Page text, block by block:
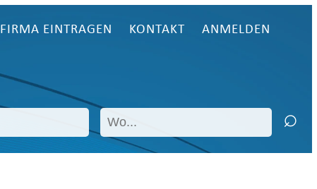
FIRMA EINTRAGEN KONTAKT ANMELDEN